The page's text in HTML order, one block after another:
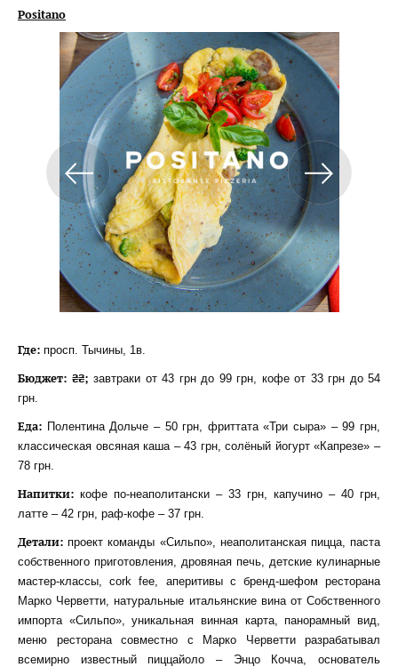
Positano
Где: просп. Тычины, 1в.
Бюджет: ₴₴; завтраки от 43 грн до 99 грн, кофе от 33 грн до 54
грн.
Еда: Полентина Дольче – 50 грн, фриттата «Три сыра» – 99 грн,
классическая овсяная каша – 43 грн, солёный йогурт «Капрезе» –
78 грн.
Напитки: кофе по-неаполитански – 33 грн, капучино – 40 грн,
латте – 42 грн, раф-кофе – 37 грн.
Детали: проект команды «Сильпо», неаполитанская пицца, паста
собственного приготовления, дровяная печь, детские кулинарные
мастер-классы, сork fee, аперитивы с бренд-шефом ресторана
Марко Черветти, натуральные итальянские вина от Собственного
импорта «Сильпо», уникальная винная карта, панорамный вид,
меню ресторана совместно с Марко Черветти разрабатывал
всемирно известный пиццайоло – Энцо Кочча, основатель